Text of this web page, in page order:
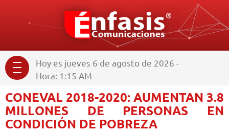
Hoy es jueves 6 de agosto de 2026 -
Hora: 1:15 AM
CONEVAL 2018-2020: AUMENTAN 3.8
MILLONES DE PERSONAS EN
CONDICIÓN DE POBREZA